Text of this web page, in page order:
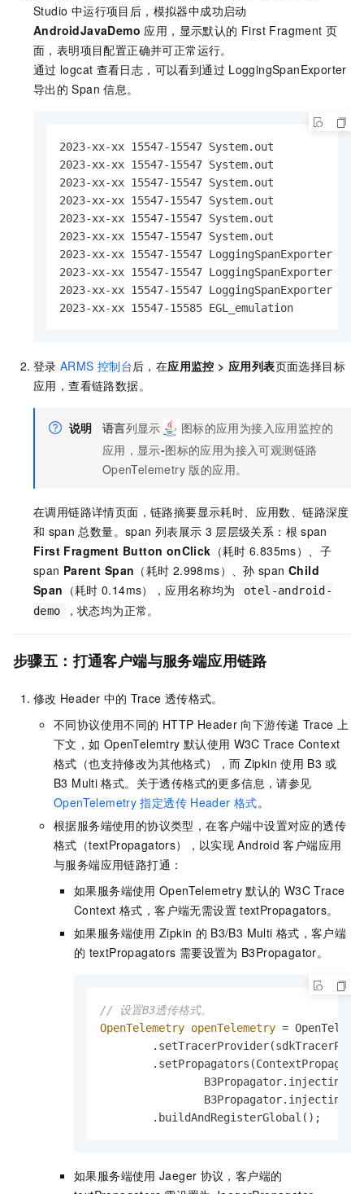
Studio 中运行项目后，模拟器中成功启动
AndroidJavaDemo 应用，显示默认的 First Fragment 页
面，表明项目配置正确并可正常运行。
通过 logcat 查看日志，可以看到通过 LoggingSpanExporter
导出的 Span 信息。
2023-xx-xx 15547-15547 System.out
2023-xx-xx 15547-15547 System.out
2023-xx-xx 15547-15547 System.out
2023-xx-xx 15547-15547 System.out
2023-xx-xx 15547-15547 System.out
2023-xx-xx 15547-15547 System.out
2023-xx-xx 15547-15547 LoggingSpanExporter
2023-xx-xx 15547-15547 LoggingSpanExporter
2023-xx-xx 15547-15547 LoggingSpanExporter
2023-xx-xx 15547-15585 EGL_emulation
登录 ARMS 控制台后，在应用监控 > 应用列表页面选择目标
应用，查看链路数据。
说明 语言列显示
图标的应用为接入应用监控的
应用，显示-图标的应用为接入可观测链路
OpenTelemetry 版的应用。
在调用链路详情页面，链路摘要显示耗时、应用数、链路深度
和 span 总数量。span 列表展示 3 层层级关系：根 span
First Fragment Button onClick （耗时 6.835ms）、子
span Parent Span （耗时 2.998ms）、孙 span Child
Span （耗时 0.14ms），应用名称均为
otel-android-
demo
，状态均为正常。
步骤五：打通客户端与服务端应用链路
修改 Header 中的 Trace 透传格式。
不同协议使用不同的 HTTP Header 向下游传递 Trace 上
下文，如 OpenTelemtry 默认使用 W3C Trace Context
格式（也支持修改为其他格式），而 Zipkin 使用 B3 或
B3 Multi 格式。关于透传格式的更多信息，请参见
OpenTelemetry 指定透传 Header 格式。
根据服务端使用的协议类型，在客户端中设置对应的透传
格式（textPropagators），以实现 Android 客户端应用
与服务端应用链路打通：
如果服务端使用 OpenTelemetry 默认的 W3C Trace
Context 格式，客户端无需设置 textPropagators。
如果服务端使用 Zipkin 的 B3/B3 Multi 格式，客户端
的 textPropagators 需要设置为 B3Propagator。
// 设置B3透传格式。
OpenTelemetry openTelemetry =
        .buildAndRegisterGlobal();
如果服务端使用 Jaeger 协议，客户端的